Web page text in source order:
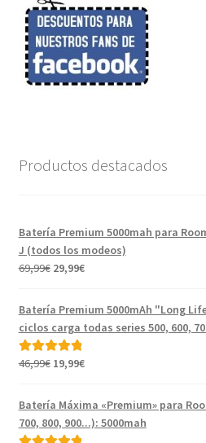
Productos destacados
Batería Premium 5000mah para
J (todos los modeos)
69,99€ El
original
69,99€.
29,99€El
actual
es:
Batería Premium 5000mAh "Long
ciclos carga todas series 500, 600,
Valorado con
46,99€ El
original
era:
46,99€.
19,99€El
actual
es:
Batería Máxima «Premium» para
700, 800, 900...): 5000mah